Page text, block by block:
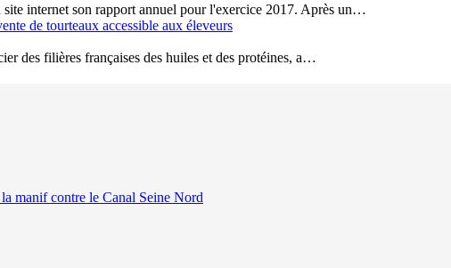
internet son rapport annuel pour l'exercice 2017. Après un…
de tourteaux accessible aux éleveurs
des filières françaises des huiles et des protéines, a…
manif contre le Canal Seine Nord